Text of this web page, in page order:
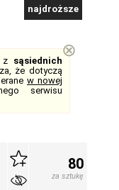
najdroższe
z sąsiednich
że dotyczą
w nowej
serwisu
⊗
80
za sztukę